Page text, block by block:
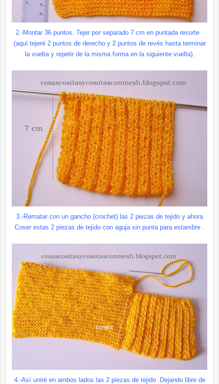
2.-Montar 36 puntos. Tejer por separado 7 cm en puntada resorte .
(aquí tejeré 2 puntos de derecho y 2 puntos de revés hasta terminar
la vuelta y repetir de la misma forma en la siguiente vuelta).
3.-Rematar con un gancho (crochet) las 2 piezas de tejido y ahora
Coser estas 2 piezas de tejido con aguja sin punta para estambre .
4.-Así uniré en ambos lados las 2 piezas de tejido .Dejando libre de